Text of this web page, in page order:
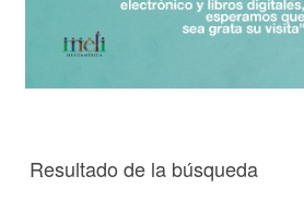
Resultado de la búsqueda